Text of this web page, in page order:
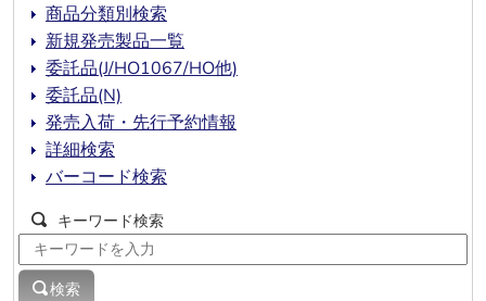
商品分類別検索
新規発売製品一覧
委託品(J/HO1067/HO他)
委託品(N)
発売入荷・先行予約情報
詳細検索
バーコード検索
キーワード検索
検索